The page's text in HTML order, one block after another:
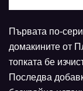
Първата по-
домакините от
топката бе
Последва